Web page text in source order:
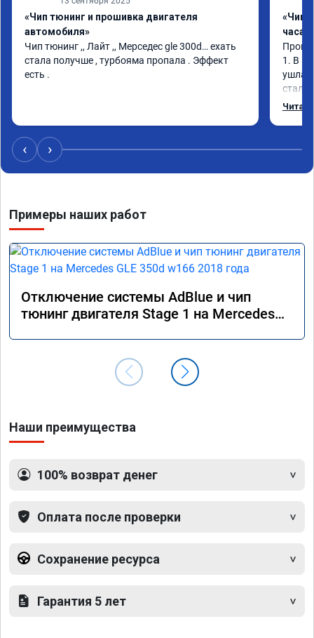
«Чип тюнинг и прошивка двигателя
автомобиля»
Чип тюнинг ,, Лайт ,, Мерседес gle 300d… ехать
стала получше , турбояма пропала . Эффект
есть .
«Чип
часа»
1. В
ушла
стало
Одни
‹ ›
Примеры наших работ
Отключение системы AdBlue и чип
тюнинг двигателя Stage 1 на Mercedes
Наши преимущества
100% возврат денег
Оплата после проверки
Сохранение ресурса
Гарантия 5 лет